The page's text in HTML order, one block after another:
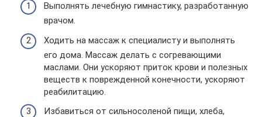
Выполнять лечебную гимнастику, разработанную
врачом.
Ходить на массаж к специалисту и выполнять
его дома. Массаж делать с согревающими
маслами. Они ускоряют приток крови и полезных
веществ к поврежденной конечности, ускоряют
реабилитацию.
Избавиться от сильносоленой пищи, хлеба,